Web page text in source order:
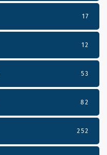
17
12
53
82
252